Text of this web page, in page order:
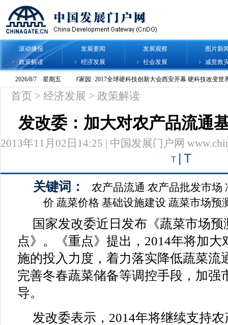
滚动播报 发展要闻 发展观察
图片新
政策解读
经济发展 社会发展 减贫救
首页 > 经济发展 > 政策解读
发改委：加大对农产品流通
2013年11月02日14:25 | 中国发展门户网
T T
关键词： 农产品流通 农产品批发市场
价 蔬菜价格 基础设施建设 蔬菜市场预
国家发改委近日发布《蔬菜市场预
点》。《重点》提出，2014年将加大
施的投入力度，着力落实降低蔬菜流
完善冬春蔬菜储备等调控手段，加强
导。
发改委表示，2014年将继续支持